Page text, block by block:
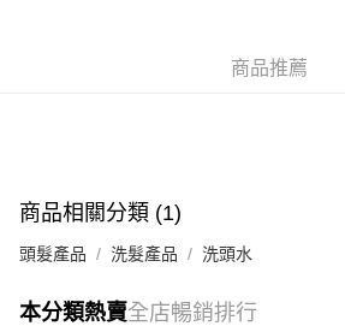
付款後門市自取，訂單確認後2-4個工作天
商品推薦
商品相關分類 (1)
頭髮產品 洗髮產品 洗頭水
本分類熱賣全店暢銷排行